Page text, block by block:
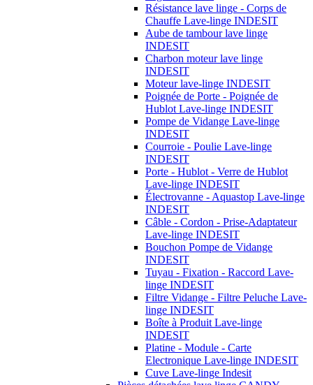
Résistance lave linge - Corps de
Chauffe Lave-linge INDESIT
Aube de tambour lave linge
INDESIT
Charbon moteur lave linge
INDESIT
Moteur lave-linge INDESIT
Poignée de Porte - Poignée de
Hublot Lave-linge INDESIT
Pompe de Vidange Lave-linge
INDESIT
Courroie - Poulie Lave-linge
INDESIT
Porte - Hublot - Verre de Hublot
Lave-linge INDESIT
Électrovanne - Aquastop Lave-linge
INDESIT
Câble - Cordon - Prise-Adaptateur
Lave-linge INDESIT
Bouchon Pompe de Vidange
INDESIT
Tuyau - Fixation - Raccord Lave-
linge INDESIT
Filtre Vidange - Filtre Peluche Lave-
linge INDESIT
Boîte à Produit Lave-linge
INDESIT
Platine - Module - Carte
Electronique Lave-linge INDESIT
Cuve Lave-linge Indesit